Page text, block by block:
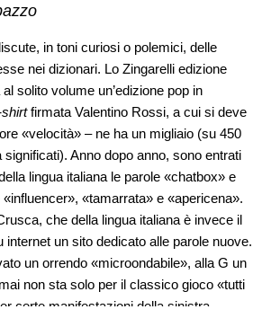
in toni curiosi o polemici, delle
nei dizionari. Lo Zingarelli edizione
solito volume un’edizione pop in
firmata Valentino Rossi, a cui si deve
«velocità» – ne ha un migliaio (su 450
Anno dopo anno, sono entrati
lingua italiana le parole «chatbox» e
«tamarrata» e «apericena».
che della lingua italiana è invece il
internet un sito dedicato alle parole nuove.
un orrendo «microondabile», alla G un
non sta solo per il classico gioco «tutti
certe manifestazioni della sinistra
di Nanni Moretti (tutti a prendersi per